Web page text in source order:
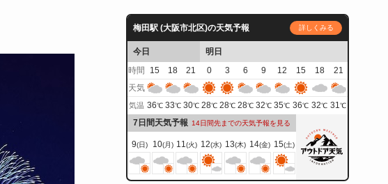
梅田駅 (大阪市北区)の天気予報 詳しくみる
今日
明日
時間
15 18 21 0 3 6 9 12 15 18
21
天気
気温 36℃ 33℃ 30℃ 28℃ 28℃ 28℃ 32℃ 35℃ 36℃ 32℃ 31℃
7日間天気予報 14日間先までの天気予報を見る
9(日) 10(月) 11(火) 12(水) 13(木) 14(金) 15(土)